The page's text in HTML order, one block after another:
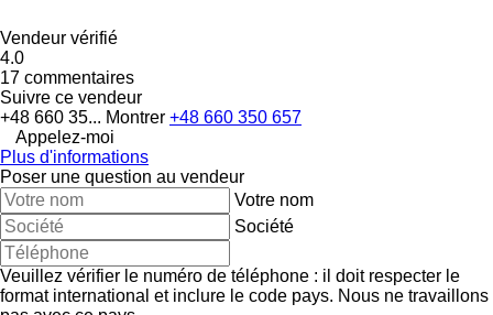
Vendeur vérifié
4.0
17 commentaires
Suivre ce vendeur
+48 660 35... Montrer +48 660 350 657
Appelez-moi
Plus d'informations
Poser une question au vendeur
Votre nom
Société
Veuillez vérifier le numéro de téléphone : il doit respecter le
format international et inclure le code pays. Nous ne travaillons